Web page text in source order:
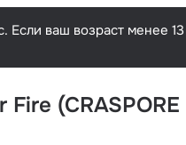
ваш возраст менее
Fire